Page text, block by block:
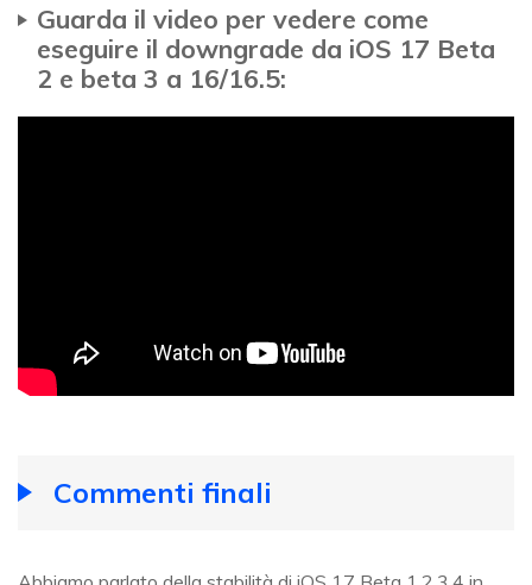
Guarda il video per vedere come
eseguire il downgrade da iOS 17 Beta
2 e beta 3 a 16/16.5:
Commenti finali